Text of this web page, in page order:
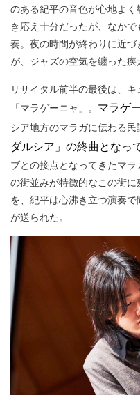
のある紀平の音色が心地よ
き応え十分だったが、なか
奏。夜の時間が終わりに近
が、ジャズの空気を纏った疾
リサイタル前半の最後は、
「マラゲーニャ」。 マラゲ
シア地方のマラガに伝わる
ダルシア」の終曲となっ
ブとの接点となってきたマ
の街並みが特徴的なこの街
を、紀平は心沸き立つ演奏
が送られた。